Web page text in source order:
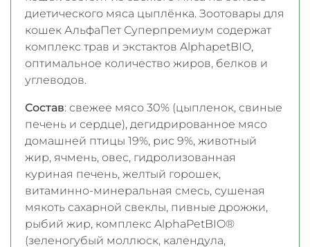
диетического мяса цыплёнка. Зоотовары для
кошек АльфаПет Суперпремиум содержат
комплекс трав и экстактов AlphapetBIO,
оптимальное количество жиров, белков и
углеводов.
Состав: свежее мясо 30% (цыпленок, свиные
печень и сердце), дегидрированное мясо
домашней птицы 19%, рис 9%, животный
жир, ячмень, овес, гидролизованная
куриная печень, желтый горошек,
витаминно-минеральная смесь, сушеная
мякоть сахарной свеклы, пивные дрожжи,
рыбий жир, комплекс AlphaPetBIO®
(зеленогубый моллюск, календула,